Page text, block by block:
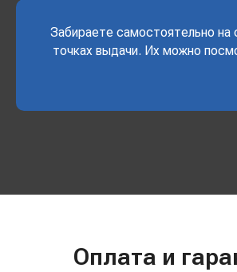
Забираете самостоятельно на
точках выдачи. Их можно
Оплата и